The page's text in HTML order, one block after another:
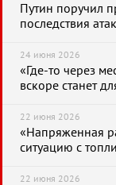
Путин поручил
последствия
24 июня 2026
«Где-то через
вскоре станет
22 июня 2026
«Напряженная
ситуацию с
22 июня 2026